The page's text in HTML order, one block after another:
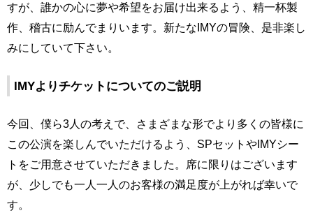
すが、誰かの心に夢や希望をお届け出来るよう、精一杯製
作、稽古に励んでまりいます。新たなIMYの冒険、是非楽し
みにしていて下さい。
IMYよりチケットについてのご説明
今回、僕ら3人の考えで、さまざまな形でより多くの皆様に
この公演を楽しんでいただけるよう、SPセットやIMYシー
トをご用意させていただきました。席に限りはございます
が、少しでも一人一人のお客様の満足度が上がれば幸いで
す。